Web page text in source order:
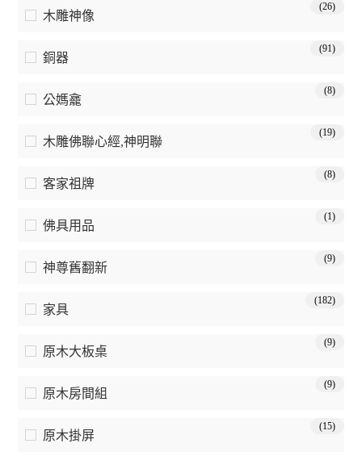
木雕神像
(26)
銅器
(91)
公媽龕
(8)
木雕佛聯心經,神明聯
(19)
客家祖牌
(8)
佛具用品
(1)
神尊舊翻新
(9)
家具
(182)
原木大板桌
(9)
原木房間組
(9)
原木掛屏
(15)